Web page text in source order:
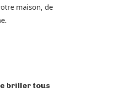
maison, de
briller tous